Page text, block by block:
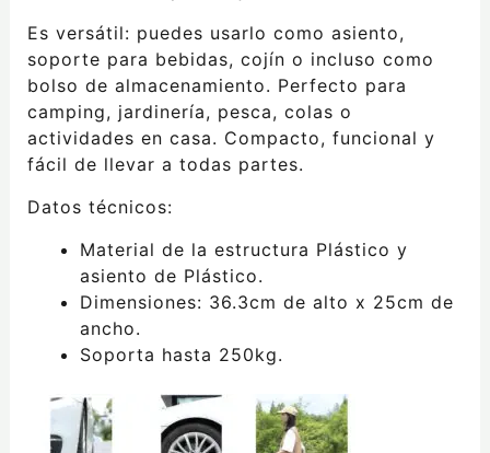
Es versátil: puedes usarlo como asiento,
soporte para bebidas, cojín o incluso como
bolso de almacenamiento. Perfecto para
camping, jardinería, pesca, colas o
actividades en casa. Compacto, funcional y
fácil de llevar a todas partes.
Datos técnicos:
Material de la estructura Plástico y
asiento de Plástico.
Dimensiones: 36.3cm de alto x 25cm de
ancho.
Soporta hasta 250kg.